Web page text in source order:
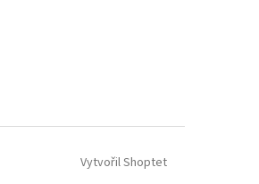
Vytvořil Shoptet